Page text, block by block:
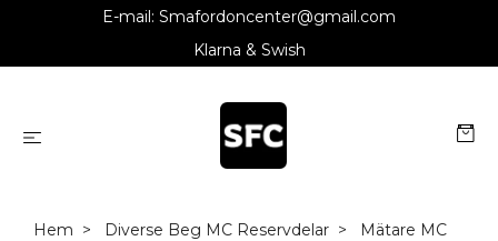
E-mail: Smafordoncenter@gmail.com
Klarna & Swish
Hem Diverse Beg MC Reservdelar
Mätare MC